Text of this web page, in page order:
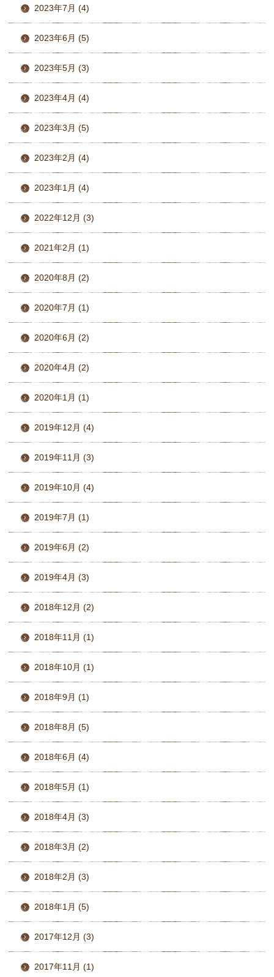
2023年7月 (4)
2023年6月 (5)
2023年5月 (3)
2023年4月 (4)
2023年3月 (5)
2023年2月 (4)
2023年1月 (4)
2022年12月 (3)
2021年2月 (1)
2020年8月 (2)
2020年7月 (1)
2020年6月 (2)
2020年4月 (2)
2020年1月 (1)
2019年12月 (4)
2019年11月 (3)
2019年10月 (4)
2019年7月 (1)
2019年6月 (2)
2019年4月 (3)
2018年12月 (2)
2018年11月 (1)
2018年10月 (1)
2018年9月 (1)
2018年8月 (5)
2018年6月 (4)
2018年5月 (1)
2018年4月 (3)
2018年3月 (2)
2018年2月 (3)
2018年1月 (5)
2017年12月 (3)
2017年11月 (1)